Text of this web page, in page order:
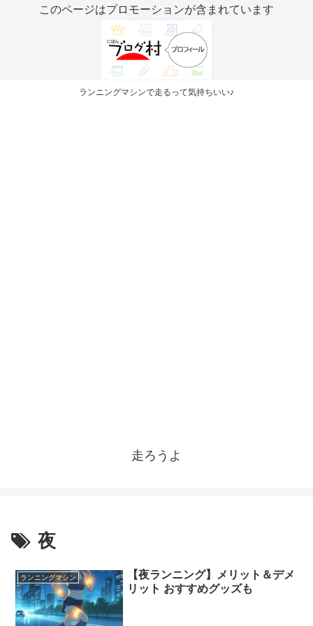
このページはプロモーションが含まれています
ランニングマシンで走るって気持ちいい♪
走ろうよ
夜
ランニングマシン
【夜ランニング】メリット＆デメ
リット おすすめグッズも